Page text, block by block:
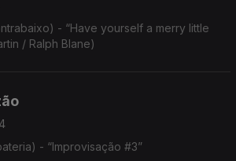
a merry little
/ Ralph Blane)
- “Improvisação #3”